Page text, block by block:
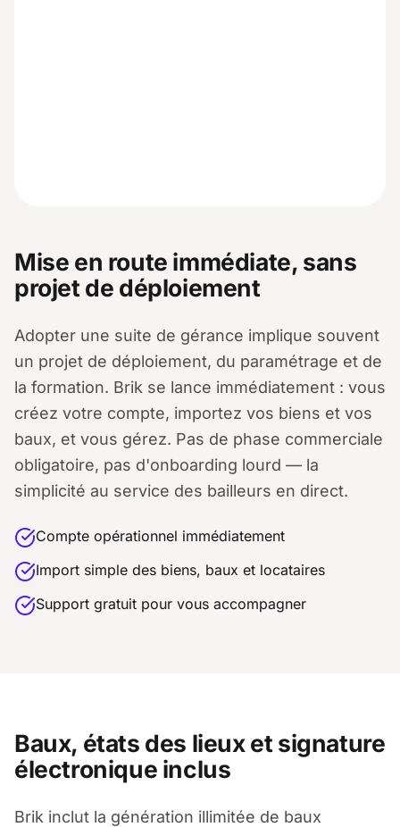
Mise en route immédiate, sans
projet de déploiement
Adopter une suite de gérance implique souvent
un projet de déploiement, du paramétrage et de
la formation. Brik se lance immédiatement : vous
créez votre compte, importez vos biens et vos
baux, et vous gérez. Pas de phase commerciale
obligatoire, pas d'onboarding lourd — la
simplicité au service des bailleurs en direct.
Compte opérationnel immédiatement
Import simple des biens, baux et locataires
Support gratuit pour vous accompagner
Baux, états des lieux et signature
électronique inclus
Brik inclut la génération illimitée de baux